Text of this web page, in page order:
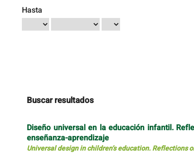
Hasta
Buscar resultados
Diseño universal en la educación infantil.
enseñanza-aprendizaje
Universal design in children’s education.